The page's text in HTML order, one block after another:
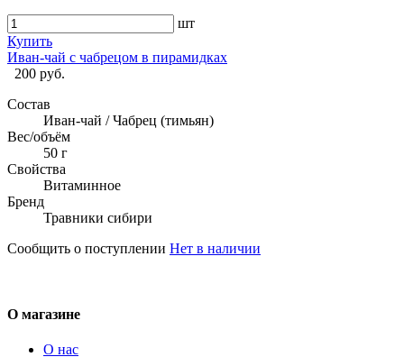
шт
Купить
Иван-чай с чабрецом в пирамидках
200 руб.
Состав
Иван-чай / Чабрец (тимьян)
Вес/объём
50 г
Свойства
Витаминное
Бренд
Травники сибири
Сообщить о поступлении Нет в наличии
О магазине
О нас